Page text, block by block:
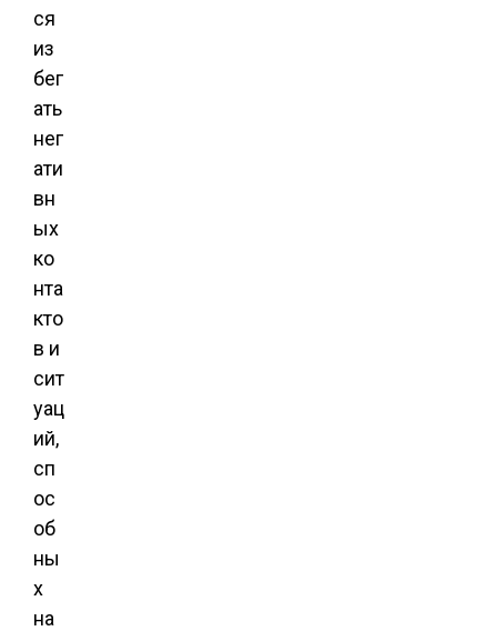
ся
из
бег
ать
нег
ати
вн
ых
ко
нта
кто
в и
сит
уац
ий,
сп
ос
об
ны
х
на